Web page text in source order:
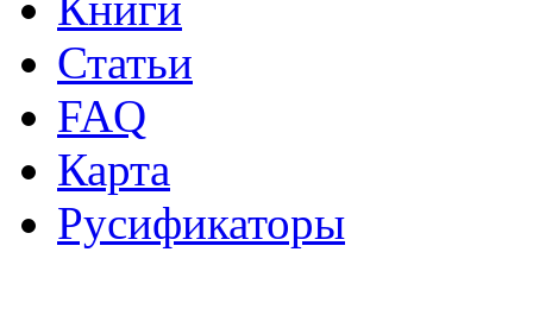
Статьи
FAQ
Карта
Русификаторы